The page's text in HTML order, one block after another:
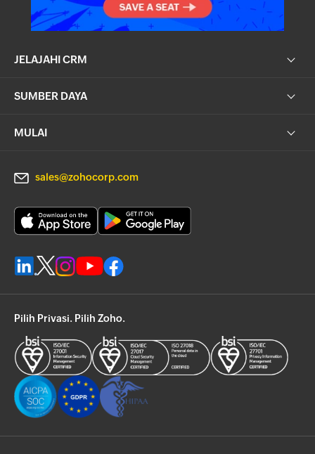
JELAJAHI CRM
SUMBER DAYA
MULAI
sales@zohocorp.com
Pilih Privasi. Pilih Zoho.